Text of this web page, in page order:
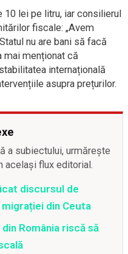
10 lei pe litru, iar consilierul
fiscale: „Avem
nu are bani să facă
mai menționat că
internațională
asupra prețurilor.
a subiectului, urmărește
același flux editorial.
discursul de
din Ceuta
România riscă să